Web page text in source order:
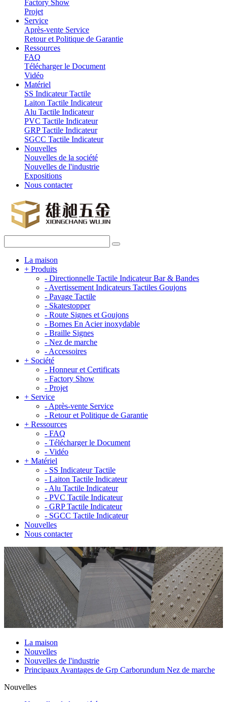
Factory Show
Projet
Service
Après-vente Service
Retour et Politique de Garantie
Ressources
FAQ
Télécharger le Document
Vidéo
Matériel
SS Indicateur Tactile
Laiton Tactile Indicateur
Alu Tactile Indicateur
PVC Tactile Indicateur
GRP Tactile Indicateur
SGCC Tactile Indicateur
Nouvelles
Nouvelles de la société
Nouvelles de l'industrie
Expositions
Nous contacter
La maison
+ Produits
- Directionnelle Tactile Indicateur Bar & Bandes
- Avertissement Indicateurs Tactiles Goujons
- Pavage Tactile
- Skatestopper
- Route Signes et Goujons
- Bornes En Acier inoxydable
- Braille Signes
- Nez de marche
- Accessoires
+ Société
- Honneur et Certificats
- Factory Show
- Projet
+ Service
- Après-vente Service
- Retour et Politique de Garantie
+ Ressources
- FAQ
- Télécharger le Document
- Vidéo
+ Matériel
- SS Indicateur Tactile
- Laiton Tactile Indicateur
- Alu Tactile Indicateur
- PVC Tactile Indicateur
- GRP Tactile Indicateur
- SGCC Tactile Indicateur
Nouvelles
Nous contacter
La maison
Nouvelles
Nouvelles de l'industrie
Principaux Avantages de Grp Carborundum Nez de marche
Nouvelles